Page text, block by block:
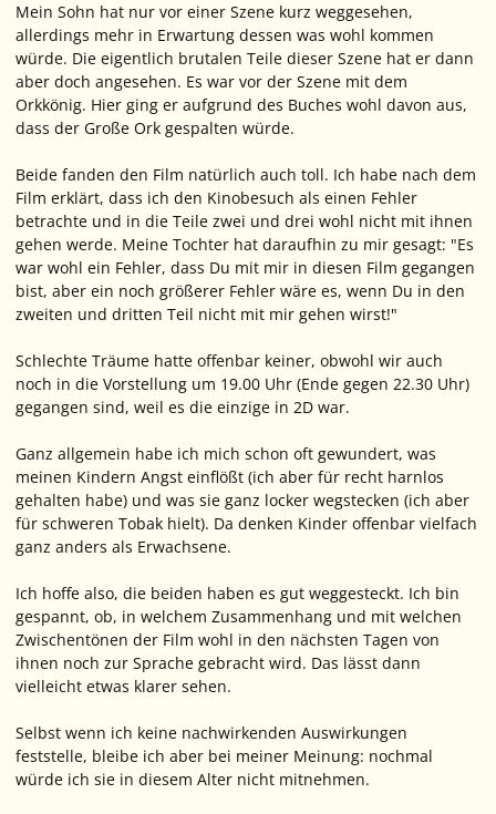
Mein Sohn hat nur vor einer Szene kurz weggesehen,
allerdings mehr in Erwartung dessen was wohl kommen
würde. Die eigentlich brutalen Teile dieser Szene hat er dann
aber doch angesehen. Es war vor der Szene mit dem
Orkkönig. Hier ging er aufgrund des Buches wohl davon aus,
dass der Große Ork gespalten würde.
Beide fanden den Film natürlich auch toll. Ich habe nach dem
Film erklärt, dass ich den Kinobesuch als einen Fehler
betrachte und in die Teile zwei und drei wohl nicht mit ihnen
gehen werde. Meine Tochter hat daraufhin zu mir gesagt: "Es
war wohl ein Fehler, dass Du mit mir in diesen Film gegangen
bist, aber ein noch größerer Fehler wäre es, wenn Du in den
zweiten und dritten Teil nicht mit mir gehen wirst!"
Schlechte Träume hatte offenbar keiner, obwohl wir auch
noch in die Vorstellung um 19.00 Uhr (Ende gegen 22.30 Uhr)
gegangen sind, weil es die einzige in 2D war.
Ganz allgemein habe ich mich schon oft gewundert, was
meinen Kindern Angst einflößt (ich aber für recht harnlos
gehalten habe) und was sie ganz locker wegstecken (ich aber
für schweren Tobak hielt). Da denken Kinder offenbar vielfach
ganz anders als Erwachsene.
Ich hoffe also, die beiden haben es gut weggesteckt. Ich bin
gespannt, ob, in welchem Zusammenhang und mit welchen
Zwischentönen der Film wohl in den nächsten Tagen von
ihnen noch zur Sprache gebracht wird. Das lässt dann
vielleicht etwas klarer sehen.
Selbst wenn ich keine nachwirkenden Auswirkungen
feststelle, bleibe ich aber bei meiner Meinung: nochmal
würde ich sie in diesem Alter nicht mitnehmen.